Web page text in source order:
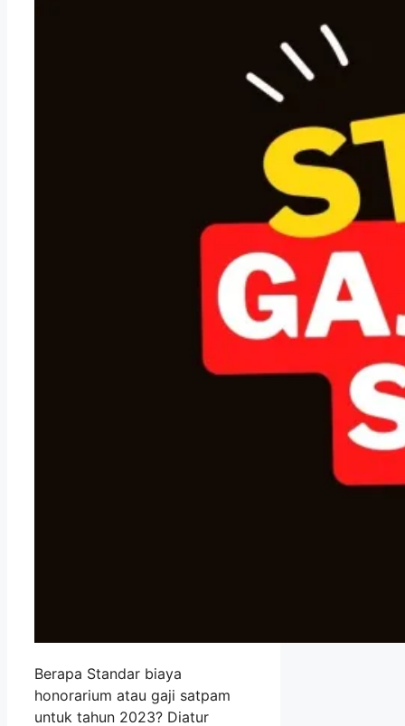
Berapa Standar biaya
honorarium atau gaji satpam
untuk tahun 2023? Diatur